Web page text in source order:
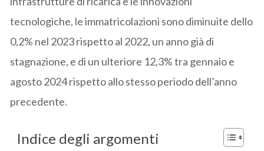
tecnologiche, le immatricolazioni sono diminuite dello
0,2% nel 2023 rispetto al 2022, un anno già di
stagnazione, e di un ulteriore 12,3% tra gennaio e
agosto 2024 rispetto allo stesso periodo dell’anno
precedente.
Indice degli argomenti